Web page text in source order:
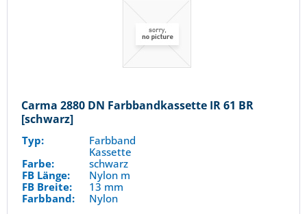
Carma 2880 DN Farbbandkassette IR 61 BR
[schwarz]
Typ:
Farbband
Kassette
Farbe:
schwarz
FB Länge:
Nylon m
FB Breite:
13 mm
Farbband:
Nylon